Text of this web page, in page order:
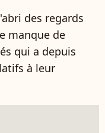
des regards
manque de
qui a depuis
à leur